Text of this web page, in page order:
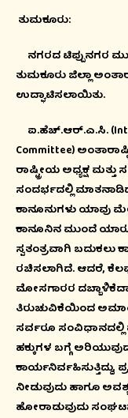
ತುಮಕೂರು:
ನಗರದ ಟಿಪ್ಪುನಗರ
ತುಮಕೂರು ಜಿಲ್ಲಾ
ಉದ್ಘಾಟಿಸಲಾಯಿತು.
ಐ.ಹೆಚ್.ಆರ್.ಎ.ಸಿ.
Committee)
ರಾಷ್ಟ್ರೀಯ ಅಧ್ಯಕ್ಷ
ಸಂದರ್ಭದಲ್ಲಿ
ಕಾನೂನುಗಳು ಯಾವು
ಕಾನೂನಿನ ಮುಂದೆ
ಸ್ವತಂತ್ರವಾಗಿ
ರಚಿಸಲಾಗಿದೆ. ಆದರೆ,
ಮೋಸಗಾರರ
ತಿರುಚುವಿಕೆಯಿಂದ
ಸರ್ವರೂ
ಹಕ್ಕುಗಳ ಬಗ್ಗೆ
ನೀಡುವುದು ಹಾಗೂ
ಹೋರಾಡುವುದು